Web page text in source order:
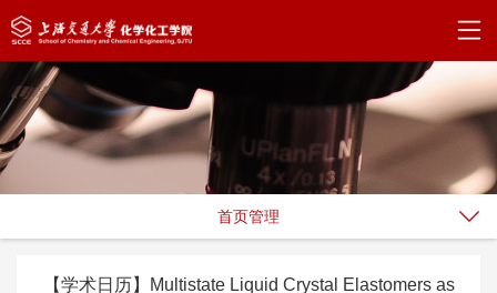
首页管理
【学术日历】Multistate Liquid Crystal Elastomers as